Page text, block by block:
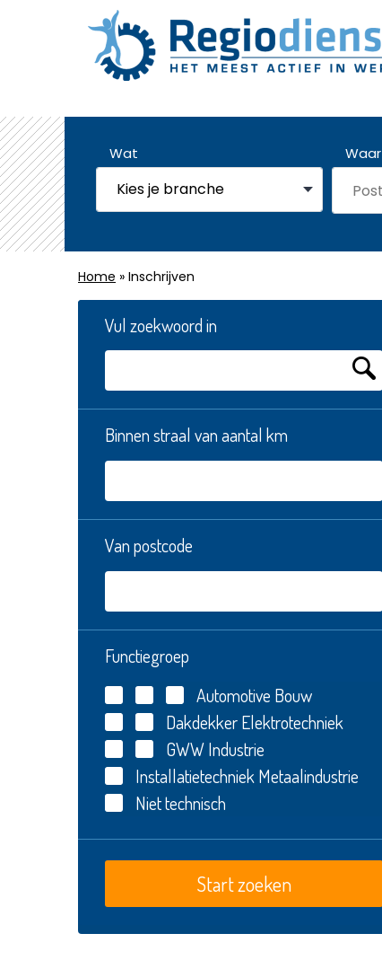
Wat Waar
Home » Inschrijven
Vul zoekwoord in
Binnen straal van aantal km
Van postcode
Functiegroep
Automotive Bouw
DakdekkerElektrotechniek
GWWIndustrie
Installatietechniek Metaalindustrie
Niet technisch